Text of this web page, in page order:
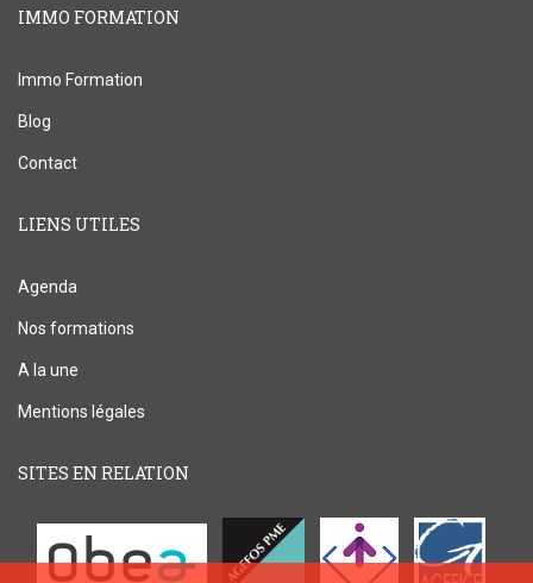
IMMO FORMATION
Immo Formation
Blog
Contact
LIENS UTILES
Agenda
Nos formations
A la une
Mentions légales
SITES EN RELATION